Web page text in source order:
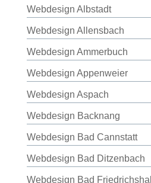
Webdesign Albstadt
Webdesign Allensbach
Webdesign Ammerbuch
Webdesign Appenweier
Webdesign Aspach
Webdesign Backnang
Webdesign Bad Cannstatt
Webdesign Bad Ditzenbach
Webdesign Bad Friedrichshall